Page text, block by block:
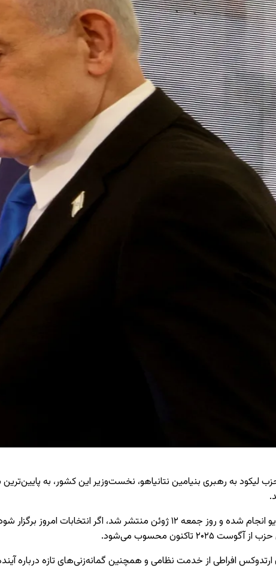
لیکود به رهبری بنیامین نتانیاهو، نخست‌وزیر این کشور، به
محسوب می‌شود.
افراطی از خدمت نظامی و همچنین گمانه‌زنی‌های تازه درباره